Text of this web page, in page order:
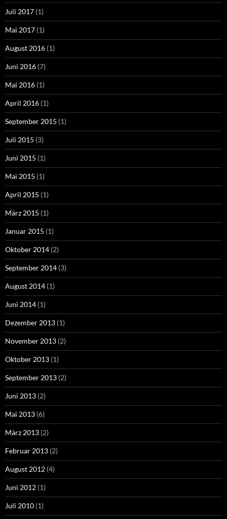
Juli 2017 (1)
Mai 2017 (1)
August 2016 (1)
Juni 2016 (7)
Mai 2016 (1)
April 2016 (1)
September 2015 (1)
Juli 2015 (3)
Juni 2015 (1)
Mai 2015 (1)
April 2015 (1)
März 2015 (1)
Januar 2015 (1)
Oktober 2014 (2)
September 2014 (3)
August 2014 (1)
Juni 2014 (1)
Dezember 2013 (1)
November 2013 (2)
Oktober 2013 (1)
September 2013 (2)
Juni 2013 (2)
Mai 2013 (6)
März 2013 (2)
Februar 2013 (2)
August 2012 (4)
Juni 2012 (1)
Juli 2010 (1)